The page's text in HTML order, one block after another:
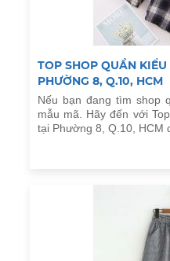
TOP SHOP QUẦN
PHƯỜNG 8, Q.10, HCM
Nếu bạn đang tìm shop
mẫu mã. Hãy đến với
tại Phường 8, Q.10, HCM